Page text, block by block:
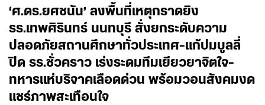
‘ศ.ดร.ยศชนัน’ ลงพื้นที่เหตุกราดยิง
รร.เทพศิรินทร์ นนทบุรี สั่งยกระดับความ
ปลอดภัยสถานศึกษาทั่วประเทศ-แก้ปมบูลลี่
ปิด รร.ชั่วคราว เร่งระดมทีมเยียวยาจิตใจ-
ทหารแห่บริจาคเลือดด่วน พร้อมวอนสังคมงด
แชร์ภาพสะเทือนใจ